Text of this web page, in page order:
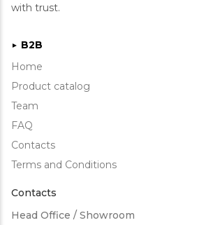
with trust.
► B2B
Home
Product catalog
Team
FAQ
Contacts
Terms and Conditions
Contacts
Head Office / Showroom